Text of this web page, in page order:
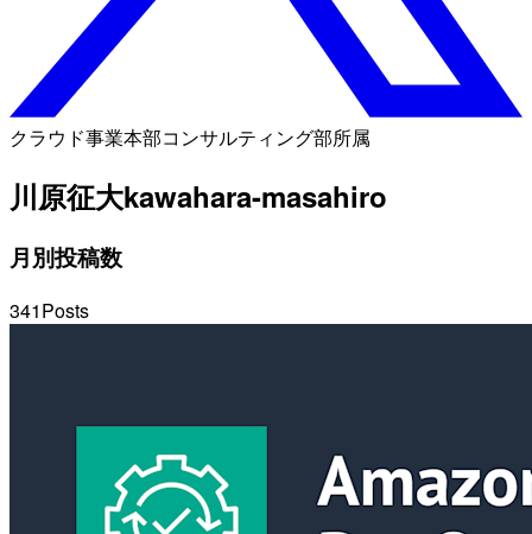
クラウド事業本部コンサルティング部所属
川原征大kawahara-masahiro
月別投稿数
341Posts